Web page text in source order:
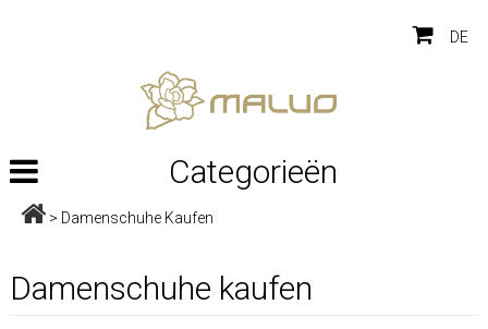
DE
Categorieën
> Damenschuhe Kaufen
Damenschuhe kaufen